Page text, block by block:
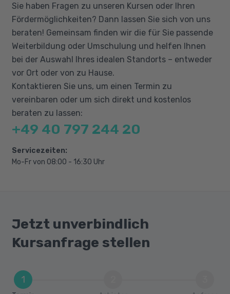
Aspekte
Interdisziplinäre Projektarbeit /
Praxistransfer
Sie haben Fragen zu unseren Kursen oder Ihren
Fördermöglichkeiten? Dann lassen Sie sich von uns
beraten! Gemeinsam finden wir die für Sie passende
Weiterbildung oder Umschulung und helfen Ihnen
bei der Auswahl Ihres idealen Standorts – entweder
vor Ort oder von zu Hause.
Kontaktieren Sie uns, um einen Termin zu
vereinbaren oder um sich direkt und kostenlos
beraten zu lassen:
+49 40 797 244 20
Servicezeiten:
Mo-Fr von 08:00 - 16:30 Uhr
Jetzt unverbindlich
Kursanfrage stellen
1